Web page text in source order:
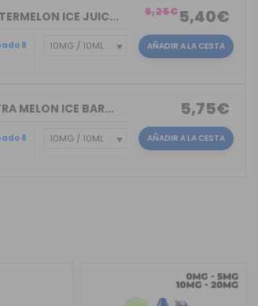
ICE JUIC...
8
5,40€
6,25€
AÑADIR A LA CESTA
MELON ICE BAR...
8
5,75€
AÑADIR A LA CESTA